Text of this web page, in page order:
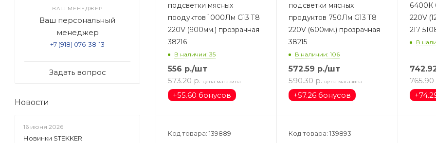
подсветки мясных
продуктов 1000Лм G13 T8
220V (900мм.) прозрачная
38216
В наличии: 35
556 р./шт
573.20 р. цена магазина
+55.60 бонусов
подсветки мясных
продуктов 750Лм G13 T8
220V (600мм.) прозрачная
38215
В наличии: 106
572.59 р./шт
590.30 р. цена магазина
+57.26 бонусов
6400К
220V
217
В
765.90
+
Код товара: 139889 Код товара: 139893
ВАШ МЕНЕДЖЕР
Ваш персональный
менеджер
+7 (918) 076-38-13
Задать вопрос
Новости
16 июня 2026
Новинки STEKKER